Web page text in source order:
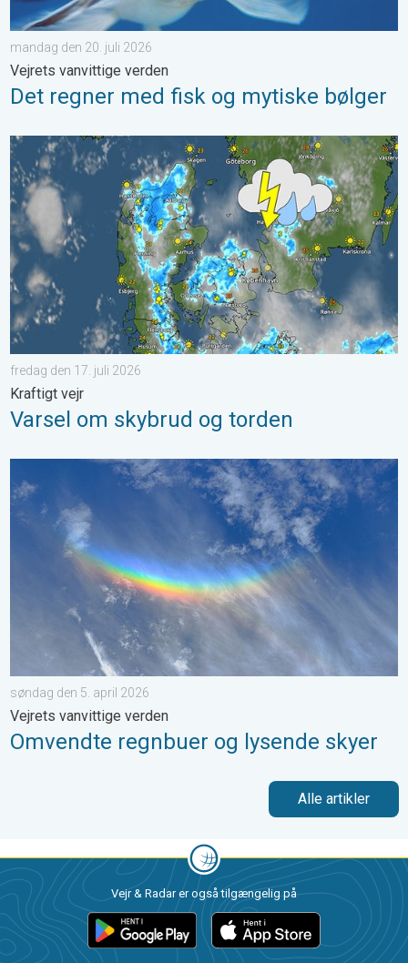
mandag den 20. juli 2026
Vejrets vanvittige verden
Det regner med fisk og mytiske bølger
Varsel om skybrud og torden. Kraftigt vejr. . . fredag den 17.
fredag den 17. juli 2026
Kraftigt vejr
Varsel om skybrud og torden
Omvendte regnbuer og lysende skyer. Vejrets vanvittige
søndag den 5. april 2026
Vejrets vanvittige verden
Omvendte regnbuer og lysende skyer
Alle artikler
Vejr & Radar er også tilgængelig på